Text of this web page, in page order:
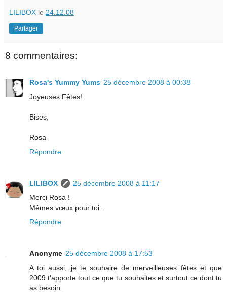
LILIBOX le 24.12.08
Partager
8 commentaires:
Rosa's Yummy Yums 25 décembre 2008 à 00:38
Joyeuses Fêtes!
Bises,
Rosa
Répondre
LILIBOX
25 décembre 2008 à 11:17
Merci Rosa !
Mêmes vœux pour toi .
Répondre
Anonyme 25 décembre 2008 à 17:53
A toi aussi, je te souhaire de merveilleuses fêtes et que
2009 t'apporte tout ce que tu souhaites et surtout ce dont tu
as besoin.